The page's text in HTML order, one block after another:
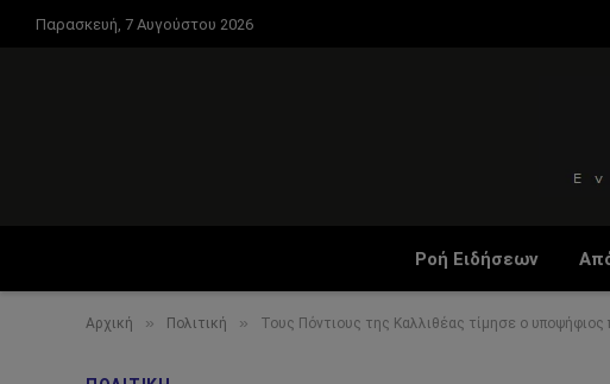
Παρασκευή, 7 Αυγούστου 2026
Ροή Ειδήσεων
Αρχική » Πολιτική » Τους Πόντιους της Καλλιθέας τίμησε ο